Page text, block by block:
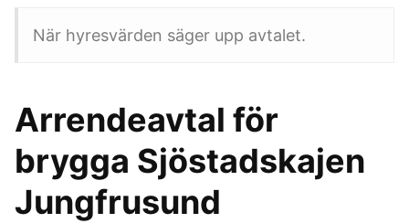
När hyresvärden säger upp avtalet.
Arrendeavtal för
brygga Sjöstadskajen
Jungfrusund